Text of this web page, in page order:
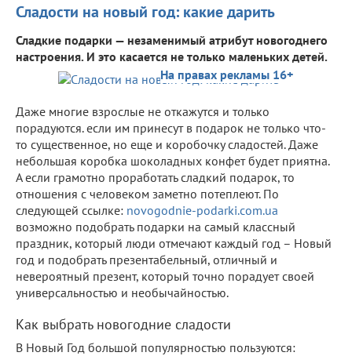
Сладости на новый год: какие дарить
Сладкие подарки — незаменимый атрибут новогоднего
настроения. И это касается не только маленьких детей.
На правах рекламы 16+
Даже многие взрослые не откажутся и только
порадуются. если им принесут в подарок не только что-
то существенное, но еще и коробочку сладостей. Даже
небольшая коробка шоколадных конфет будет приятна.
А если грамотно проработать сладкий подарок, то
отношения с человеком заметно потеплеют. По
следующей ссылке: novogodnie-podarki.com.ua
возможно подобрать подарки на самый классный
праздник, который люди отмечают каждый год – Новый
год и подобрать презентабельный, отличный и
невероятный презент, который точно порадует своей
универсальностью и необычайностью.
Как выбрать новогодние сладости
В Новый Год большой популярностью пользуются: